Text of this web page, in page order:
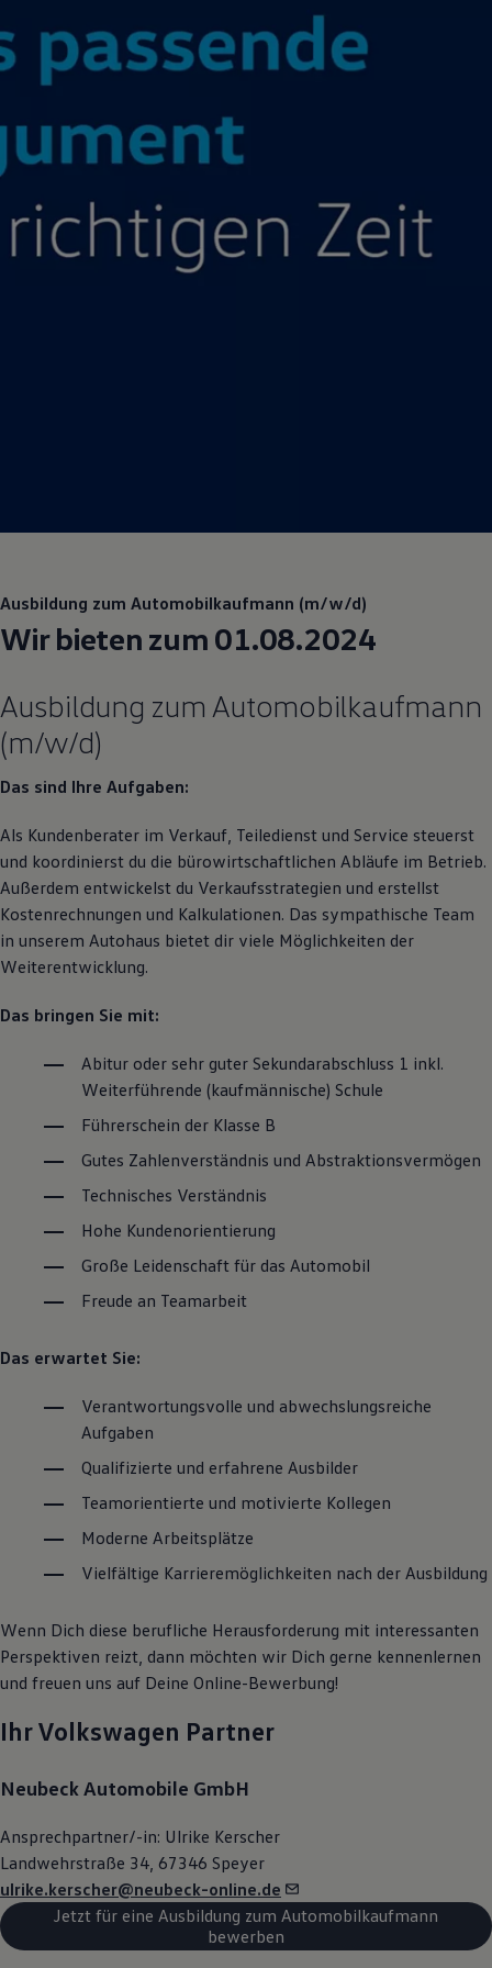
Motorenöl und Flüssigkeiten
Räder und Reifen
Pannen- und Unfallhilfe
Economy Service
Modellspezifisches Zubehör
Schutz und Pflege
Individualisieren
Wallbox und Ladekabel
Digitale Extras
Dienste für Ihr Modell finden
Lifestyle
Volkswagen R
Pannen- und Unfallhilfe
Volkswagen Kundenbetreuung
Ausbildung zum Automobilkaufmann (m/w/d)
Wir bieten zum 01.08.2024
Ausbildung zum Automobilkaufmann
(m/w/d)
Das sind Ihre Aufgaben:
Als Kundenberater im Verkauf, Teiledienst und Service steuerst
und koordinierst du die bürowirtschaftlichen Abläufe im Betrieb.
Außerdem entwickelst du Verkaufsstrategien und erstellst
Kostenrechnungen und Kalkulationen. Das sympathische Team
in unserem Autohaus bietet dir viele Möglichkeiten der
Weiterentwicklung.
Das bringen Sie mit:
Abitur oder sehr guter Sekundarabschluss 1 inkl.
Weiterführende (kaufmännische) Schule
Führerschein der Klasse B
Gutes Zahlenverständnis und Abstraktionsvermögen
Technisches Verständnis
Hohe Kundenorientierung
Große Leidenschaft für das Automobil
Freude an Teamarbeit
Das erwartet Sie:
Verantwortungsvolle und abwechslungsreiche
Aufgaben
Qualifizierte und erfahrene Ausbilder
Teamorientierte und motivierte Kollegen
Moderne Arbeitsplätze
Vielfältige Karrieremöglichkeiten nach der Ausbildung
Wenn Dich diese berufliche Herausforderung mit interessanten
Perspektiven reizt, dann möchten wir Dich gerne kennenlernen
und freuen uns auf Deine Online-Bewerbung!
IhrVolkswagen Partner
Neubeck Automobile GmbH
Ansprechpartner/-in: Ulrike Kerscher
Landwehrstraße 34, 67346 Speyer
ulrike.kerscher@neubeck-online.de
Jetzt für eine Ausbildung zum Automobilkaufmann
bewerben